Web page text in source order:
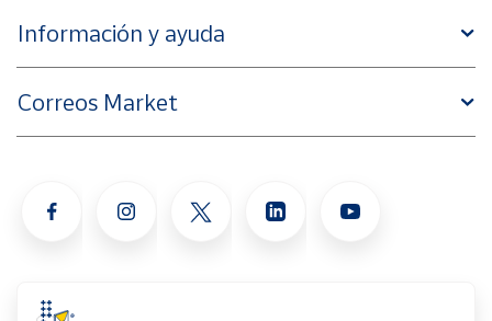
Información y ayuda
Correos Market